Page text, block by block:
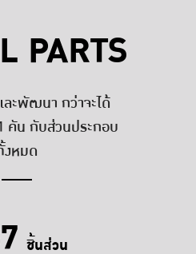
PARTS
ะพัฒนา กว่าจะได้
คัน กับส่วนประกอบ
งหมด
ชิ้นส่วน